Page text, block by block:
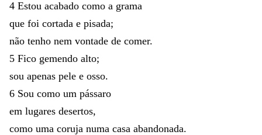
4 Estou acabado como a grama
que foi cortada e pisada;
não tenho nem vontade de comer.
5 Fico gemendo alto;
sou apenas pele e osso.
6 Sou como um pássaro
em lugares desertos,
como uma coruja numa casa abandonada.